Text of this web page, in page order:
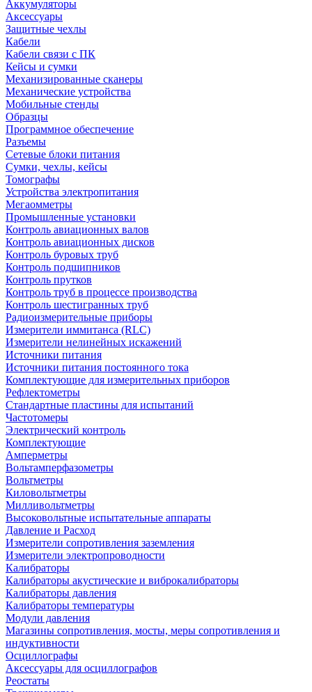
Аккумуляторы
Аксессуары
Защитные чехлы
Кабели
Кабели связи с ПК
Кейсы и сумки
Механизированные сканеры
Механические устройства
Мобильные стенды
Образцы
Программное обеспечение
Разъемы
Сетевые блоки питания
Сумки, чехлы, кейсы
Томографы
Устройства электропитания
Мегаомметры
Промышленные установки
Контроль авиационных валов
Контроль авиационных дисков
Контроль буровых труб
Контроль подшипников
Контроль прутков
Контроль труб в процессе производства
Контроль шестигранных труб
Радиоизмерительные приборы
Измерители иммитанса (RLC)
Измерители нелинейных искажений
Источники питания
Источники питания постоянного тока
Комплектующие для измерительных приборов
Рефлектометры
Стандартные пластины для испытаний
Частотомеры
Электрический контроль
Комплектующие
Амперметры
Вольтамперфазометры
Вольтметры
Киловольтметры
Милливольтметры
Высоковольтные испытательные аппараты
Давление и Расход
Измерители сопротивления заземления
Измерители электропроводности
Калибраторы
Калибраторы акустические и виброкалибраторы
Калибраторы давления
Калибраторы температуры
Модули давления
Магазины сопротивления, мосты, меры сопротивления и
индуктивности
Осциллографы
Аксессуары для осциллографов
Реостаты